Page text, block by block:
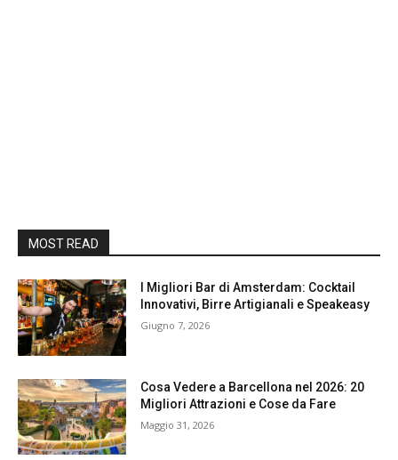
MOST READ
I Migliori Bar di Amsterdam: Cocktail
Innovativi, Birre Artigianali e Speakeasy
Giugno 7, 2026
Cosa Vedere a Barcellona nel 2026: 20
Migliori Attrazioni e Cose da Fare
Maggio 31, 2026